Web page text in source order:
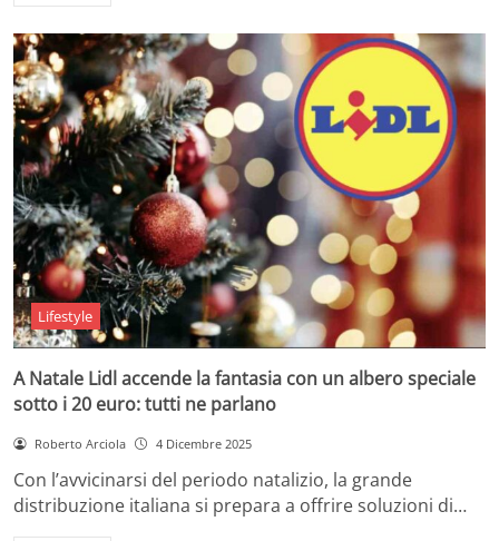
Lifestyle
A Natale Lidl accende la fantasia con un albero speciale
sotto i 20 euro: tutti ne parlano
Roberto Arciola 4 Dicembre 2025
Con l’avvicinarsi del periodo natalizio, la grande
distribuzione italiana si prepara a offrire soluzioni di…